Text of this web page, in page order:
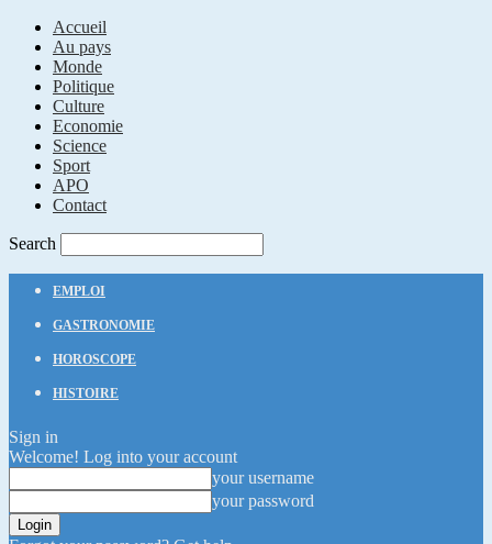
Accueil
Au pays
Monde
Politique
Culture
Economie
Science
Sport
APO
Contact
Search
EMPLOI
GASTRONOMIE
HOROSCOPE
HISTOIRE
Sign in
Welcome! Log into your account
your username
your password